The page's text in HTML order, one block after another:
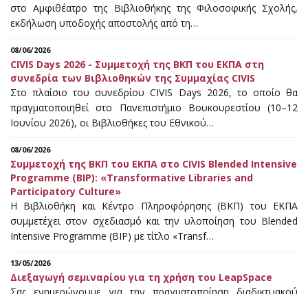
στο Αμφιθέατρο της Βιβλιοθήκης της Φιλοσοφικής Σχολής,
εκδήλωση υποδοχής αποστολής από τη…
08/06/2026
CIVIS Days 2026 - Συμμετοχή της ΒΚΠ του ΕΚΠΑ στη
συνεδρία των Βιβλιοθηκών της Συμμαχίας CIVIS
Στο πλαίσιο του συνεδρίου CIVIS Days 2026, το οποίο θα
πραγματοποιηθεί στο Πανεπιστήμιο Βουκουρεστίου (10–12
Ιουνίου 2026), οι Βιβλιοθήκες του Εθνικού…
08/06/2026
Συμμετοχή της ΒΚΠ του ΕΚΠΑ στο CIVIS Blended Intensive
Programme (BIP): «Transformative Libraries and
Participatory Culture»
Η Βιβλιοθήκη και Κέντρο Πληροφόρησης (ΒΚΠ) του ΕΚΠΑ
συμμετέχει στον σχεδιασμό και την υλοποίηση του Blended
Intensive Programme (BIP) με τίτλο «Transf…
13/05/2026
Διεξαγωγή σεμιναρίου για τη χρήση του LeapSpace